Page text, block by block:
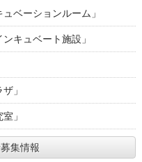
ベーションルーム」
キュベート施設」
」
」
集情報